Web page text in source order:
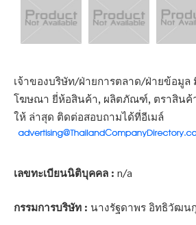
เจ้าของบริษัท/ฝ่ายการตลาด/ฝ่ายข้อมูล
โฆษณา ยี่ห้อสินค้า, ผลิตภัณฑ์, ตราสินค้
ให้ ล่าสุด ติดต่อสอบถามได้ที่อีเมล์
เลขทะเบียนนิติบุคคล : n/a
กรรมการบริษัท : นางรัฐดาพร อิทธิวัฒน